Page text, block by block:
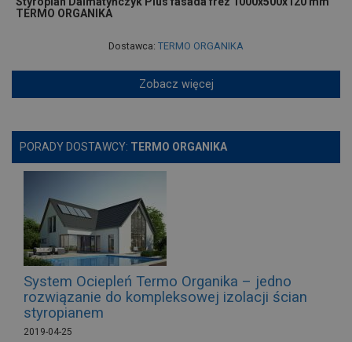
TERMO ORGANIKA
Dostawca: TERMO ORGANIKA
Zobacz więcej
PORADY DOSTAWCY: TERMO ORGANIKA
System Ociepleń Termo Organika – jedno
rozwiązanie do kompleksowej izolacji ścian
styropianem
2019-04-25